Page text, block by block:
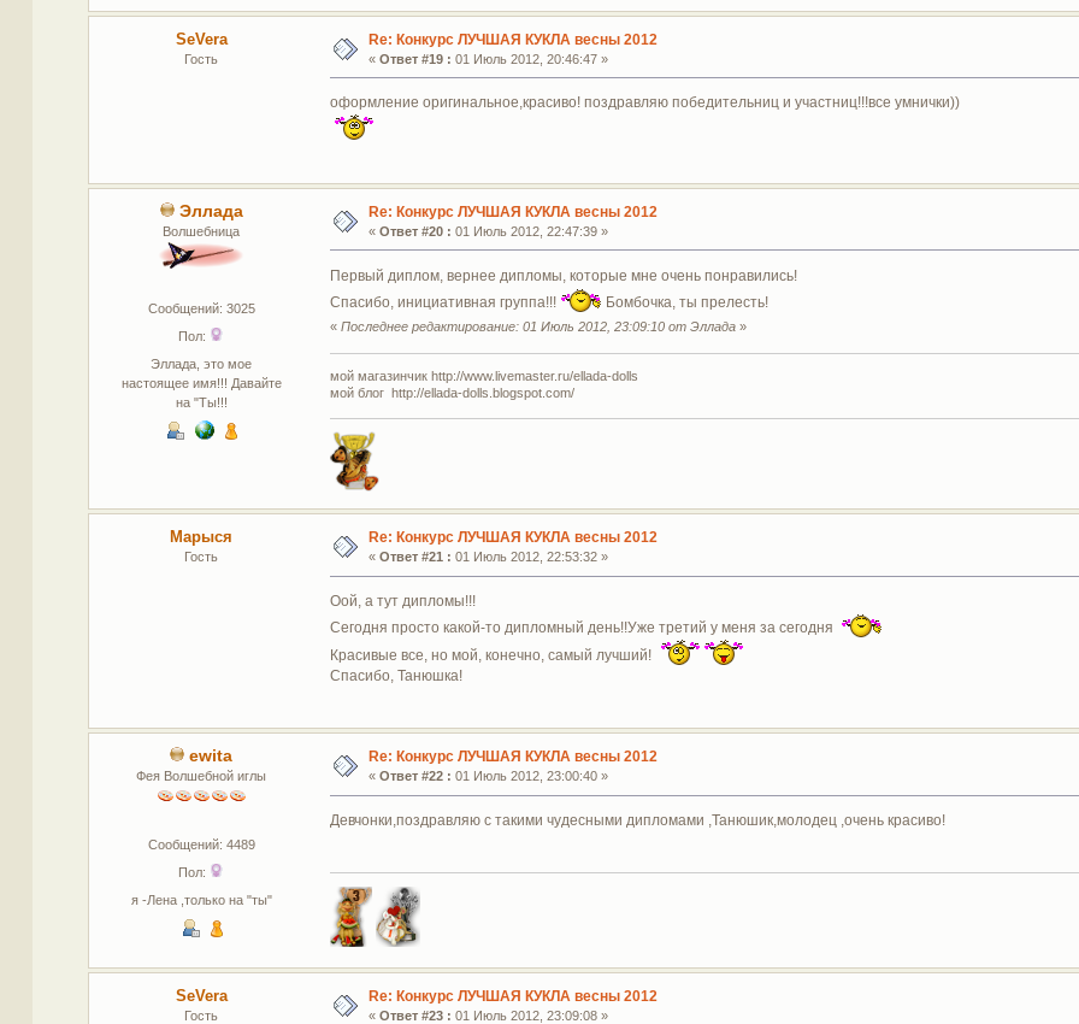
SeVera
Гость
Re: Конкурс ЛУЧШАЯ КУКЛА весны 2012
« Ответ #19 : 01 Июль 2012, 20:46:47 »
оформление оригинальное,красиво! поздравляю победительниц и участниц!!!все умнички))
Эллада
Волшебница
Сообщений: 3025
Пол:
Эллада, это мое
настоящее имя!!! Давайте
на "Ты!!!
Re: Конкурс ЛУЧШАЯ КУКЛА весны 2012
« Ответ #20 : 01 Июль 2012, 22:47:39 »
Первый диплом, вернее дипломы, которые мне очень понравились!
Спасибо, инициативная группа!!!
Бомбочка, ты прелесть!
« Последнее редактирование: 01 Июль 2012, 23:09:10 от Эллада»
мой магазинчик http://www.livemaster.ru/ellada-dolls
мой блог http://ellada-dolls.blogspot.com/
Марыся
Гость
Re: Конкурс ЛУЧШАЯ КУКЛА весны 2012
« Ответ #21 : 01 Июль 2012, 22:53:32 »
Оой, а тут дипломы!!!
Сегодня просто какой-то дипломный день!!Уже третий у меня за сегодня
Красивые все, но мой, конечно, самый лучший!
Спасибо, Танюшка!
ewita
Фея Волшебной иглы
Сообщений: 4489
Пол:
я -Лена ,только на "ты"
Re: Конкурс ЛУЧШАЯ КУКЛА весны 2012
« Ответ #22 : 01 Июль 2012, 23:00:40 »
Девчонки,поздравляю с такими чудесными дипломами ,Танюшик,молодец ,очень красиво!
SeVera
Гость
Re: Конкурс ЛУЧШАЯ КУКЛА весны 2012
« Ответ #23 : 01 Июль 2012, 23:09:08 »